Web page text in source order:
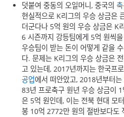
덧붙여 중동의 오일머니, 중국의
현실적으로 K리그의 우승 상금은
더군다나 5억 원의 우승 상금은 K
6 시즌까지 강등팀에게 5억 원씩
우승팀이 받는 돈이 어떻게 같을
다. 문제는 K리그의 우승 상금은
고 있는데, 2017년까지는 한국프
공업에서 떠안았고, 2018년부터는
83년 프로축구 원년 우승 상금이
은 5억 원인데, 이는 전북 현대 모
봉 10억 2772만 원의 절반보다도